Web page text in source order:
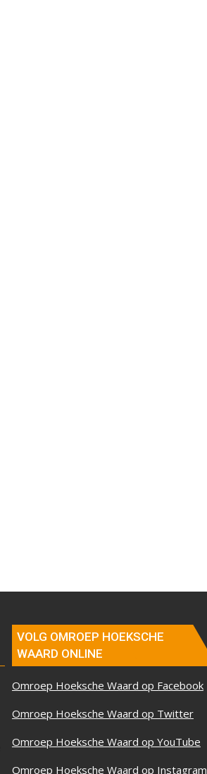
VOLG OMROEP HOEKSCHE
WAARD ONLINE
Omroep Hoeksche Waard op Facebook
Omroep Hoeksche Waard op Twitter
Omroep Hoeksche Waard op YouTube
Omroep Hoeksche Waard op Instagram